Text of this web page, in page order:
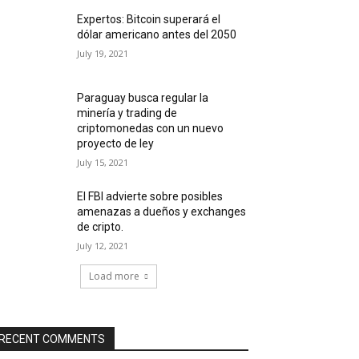
Expertos: Bitcoin superará el
dólar americano antes del 2050
July 19, 2021
Paraguay busca regular la
minería y trading de
criptomonedas con un nuevo
proyecto de ley
July 15, 2021
El FBI advierte sobre posibles
amenazas a dueños y exchanges
de cripto.
July 12, 2021
Load more
RECENT COMMENTS